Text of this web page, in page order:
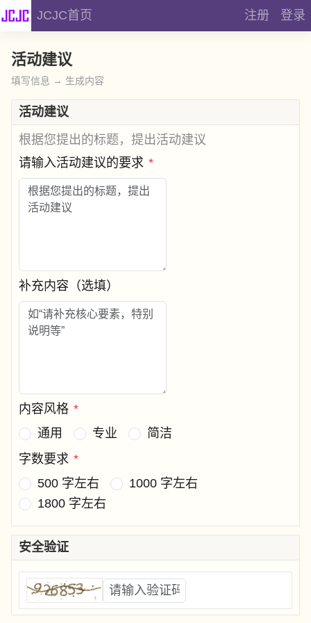
JCJC首页 注册 登录
活动建议
填写信息 → 生成内容
活动建议
根据您提出的标题，提出活动建议
请输入活动建议的要求 *
补充内容（选填）
内容风格 *
通用
专业
简洁
字数要求 *
500 字左右
1000 字左右
1800 字左右
安全验证